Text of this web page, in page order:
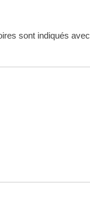
sont indiqués avec